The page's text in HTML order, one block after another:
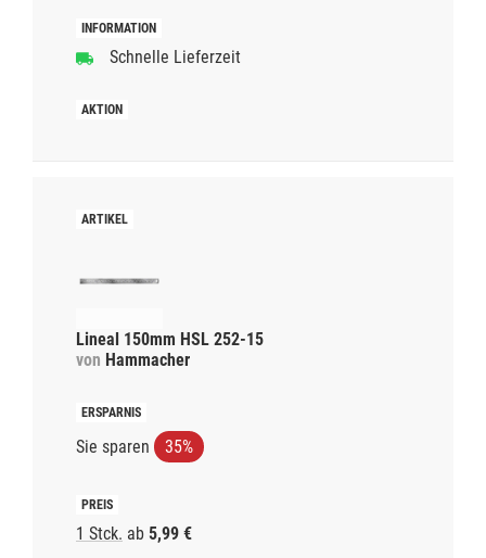
Schnelle Lieferzeit
Lineal 150mm HSL 252-15
von Hammacher
Sie sparen 35%
1 Stck. ab 5,99 €